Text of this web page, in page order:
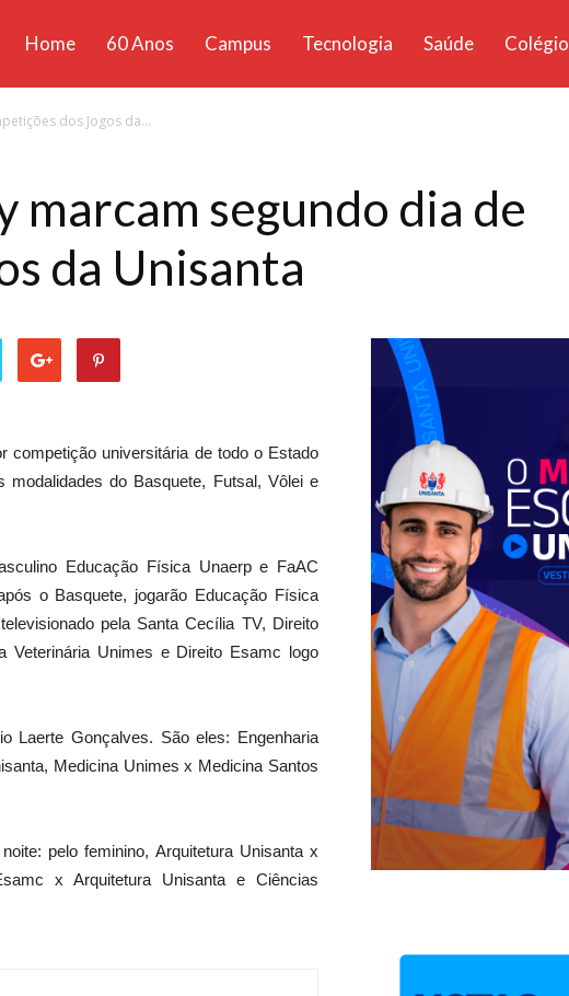
Home 60 Anos Campus Tecnologia Saúde Colégio
dos Jogos da...
marcam segundo dia de
da Unisanta
competição universitária de todo o Estado
do Basquete, Futsal, Vôlei e
Educação Física Unaerp e FaAC
o Basquete, jogarão Educação Física
pela Santa Cecília TV, Direito
Veterinária Unimes e Direito Esamc logo
Laerte Gonçalves. São eles: Engenharia
Medicina Unimes x Medicina Santos
pelo feminino, Arquitetura Unisanta x
x Arquitetura Unisanta e Ciências